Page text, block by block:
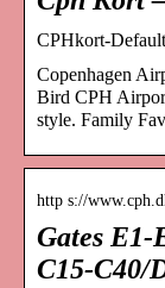
CPHkort-Default
Copenhagen
Bird CPH
style. Family
http s://
Gates E1-
C15-C40/